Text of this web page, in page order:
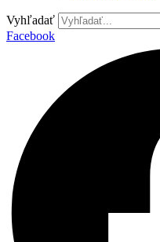
Vyhľadať
Facebook